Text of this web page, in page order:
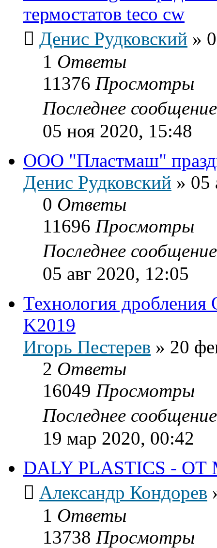
термостатов teco cw
Денис Рудковский »
1 Ответы
11376 Просмотры
Последнее
05 ноя 2020, 15:48
ООО "Пластмаш"
Денис Рудковский » 05
0 Ответы
11696 Просмотры
Последнее
05 авг 2020, 12:05
Технология дробления
K2019
Игорь Пестерев » 20
2 Ответы
16049 Просмотры
Последнее
19 мар 2020, 00:42
DALY PLASTICS -
Александр Кондорев
1 Ответы
13738 Просмотры